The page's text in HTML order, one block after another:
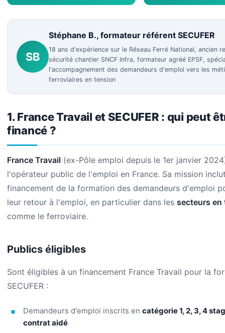
SB
Stéphane B., formateur référent SECUFER
18 ans d'expérience sur le Réseau Ferré National, ancien
sécurité chantier SNCF Infra, formateur agréé EPSF,
l'accompagnement des demandeurs d'emploi vers les
ferroviaires en tension
1. France Travail et SECUFER : qui peut
financé ?
France Travail (ex-Pôle emploi depuis le 1er janvier
l'opérateur public de l'emploi en France. Sa mission
financement de la formation des demandeurs d'emploi
leur retour à l'emploi, en particulier dans les secteurs en
comme le ferroviaire.
Publics éligibles
Sont éligibles à un financement France Travail pour la
SECUFER :
Demandeurs d'emploi inscrits en catégorie 1, 2, 3, 4
contrat aidé